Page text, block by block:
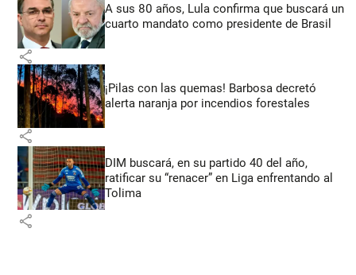
A sus 80 años, Lula confirma que buscará un
cuarto mandato como presidente de Brasil
share
¡Pilas con las quemas! Barbosa decretó
alerta naranja por incendios forestales
share
DIM buscará, en su partido 40 del año,
ratificar su “renacer” en Liga enfrentando al
Tolima
share